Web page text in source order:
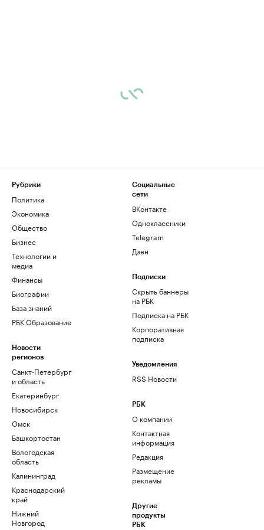
Рубрики
Политика
Экономика
Общество
Бизнес
Технологии и
медиа
Финансы
Биографии
База знаний
РБК Образование
Новости
регионов
Санкт-Петербург
и область
Екатеринбург
Новосибирск
Омск
Башкортостан
Вологодская
область
Калининград
Краснодарский
край
Нижний
Новгород
Социальные
сети
ВКонтакте
Одноклассники
Telegram
Дзен
Подписки
Скрыть баннеры
на РБК
Подписка на РБК
Корпоративная
подписка
Уведомления
RSS Новости
РБК
О компании
Контактная
информация
Редакция
Размещение
рекламы
Другие
продукты
РБК